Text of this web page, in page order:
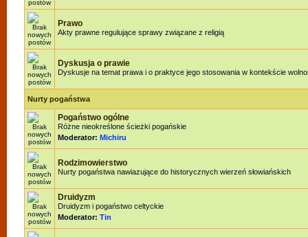
Prawo
Akty prawne regulujące sprawy związane z religią
Dyskusja o prawie
Dyskusje na temat prawa i o praktyce jego stosowania w kontekście
Nurty pogaństwa
Pogaństwo ogólne
Różne nieokreślone ścieżki pogańskie
Moderator: Michiru
Rodzimowierstwo
Nurty pogaństwa nawiazujące do historycznych wierzeń słowiańskich
Druidyzm
Druidyzm i pogaństwo celtyckie
Moderator: Tin